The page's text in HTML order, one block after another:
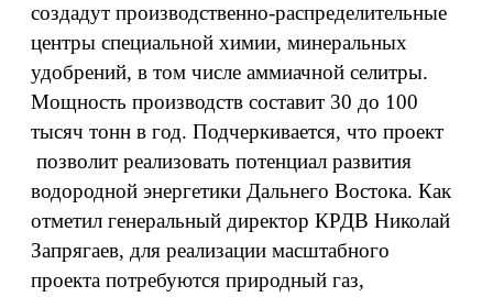
создадут производственно-распределительные
центры специальной химии, минеральных
удобрений, в том числе аммиачной селитры.
Мощность производств составит 30 до 100
тысяч тонн в год. Подчеркивается, что проект
позволит реализовать потенциал развития
водородной энергетики Дальнего Востока. Как
отметил генеральный директор КРДВ Николай
Запрягаев, для реализации масштабного
проекта потребуются природный газ,